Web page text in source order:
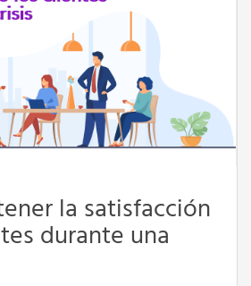
la satisfacción
durante una